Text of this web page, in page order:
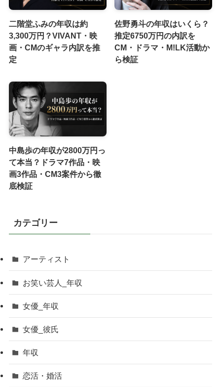
二階堂ふみの年収は約
3,300万円？VIVANT・映
画・CMのギャラ内訳を推
定
佐野勇斗の年収はいくら？
推定6750万円の内訳を
CM・ドラマ・M!LK活動か
ら検証
中島歩の年収が2800万円っ
て本当？ドラマ7作品・映
画3作品・CM3案件から徹
底検証
カテゴリー
アーティスト
お笑い芸人_年収
女優_年収
女優_彼氏
年収
恋活・婚活